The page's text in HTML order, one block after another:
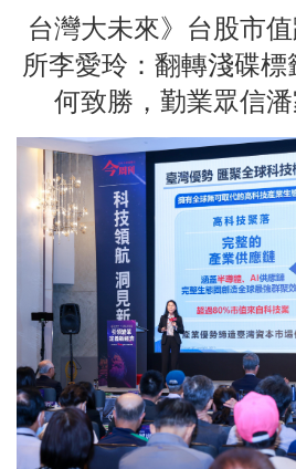
台灣大未來》台股市
所李愛玲：翻轉淺碟
何致勝，勤業眾信